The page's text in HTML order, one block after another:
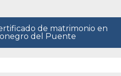
de matrimonio en
del Puente